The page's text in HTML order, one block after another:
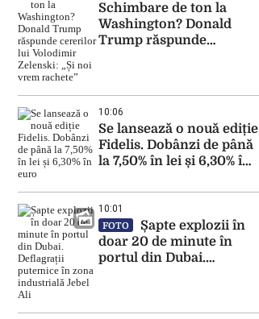
Schimbare de ton la
Washington? Donald
Trump răspunde
10:06
Se lansează o nouă ediție
Fidelis. Dobânzi de până
la 7,50% în lei și 6,30% în
10:01
FOTO
Șapte explozii în
doar 20 de minute în
portul din Dubai.